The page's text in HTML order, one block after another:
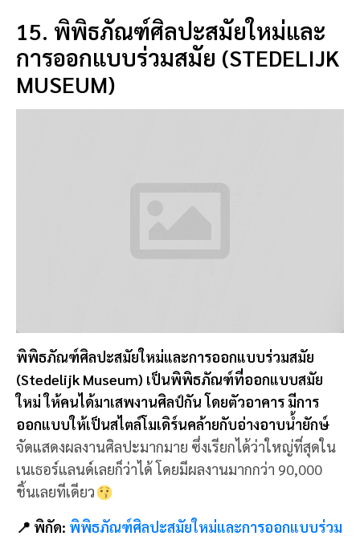
การออกแบบร่วมสมัย (STEDELIJK
MUSEUM)
ใหม่ ให้คนได้มาเสพงานศิลป์กัน โดยตัวอาคาร มีการ
ออกแบบให้เป็นสไตล์โมเดิร์นคล้ายกับอ่างอาบน้ำยักษ์
จัดแสดงผลงานศิลปะมากมาย ซึ่งเรียกได้ว่าใหญ่ที่สุดใน
เนเธอร์แลนด์เลยก็ว่าได้ โดยมีผลงานมากกว่า 90,000
ชิ้นเลยทีเดียว
📍 พิกัด:พิพิธภัณฑ์ศิลปะสมัยใหม่และการออกแบบร่วม
สมัย, อัมสเตอร์ดัม, เนเธอร์แลนด์